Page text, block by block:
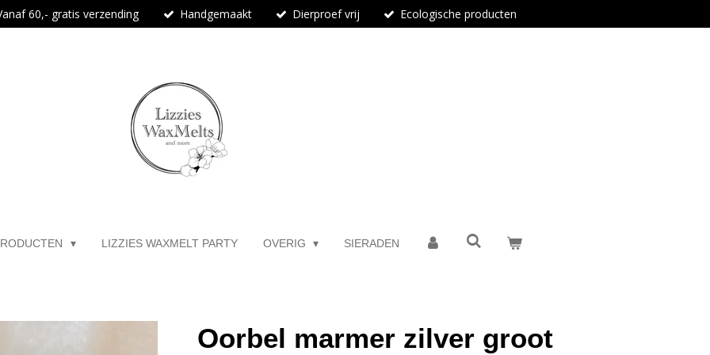
60,- gratis verzending Handgemaakt Dierproef vrij Ecologische producten
LIZZIES WAXMELT PARTY OVERIG SIERADEN
Oorbel marmer zilver groot